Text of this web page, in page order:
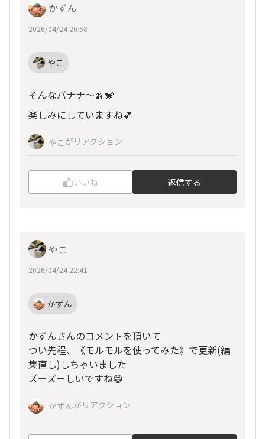
かずん
2026/04/24 20:58
やこ
そんなバナナ～🍌🐒
楽しみにしていますね💕︎
やこ がリアクション
いいね 返信する
やこ
2026/04/24 22:41
かずん
かずんさんのコメントを頂いて
つい先程、《モルモルを使ってみた》で更新(編
集直し)しちゃいました
ズーズーしいですね😁
かずんがリアクション